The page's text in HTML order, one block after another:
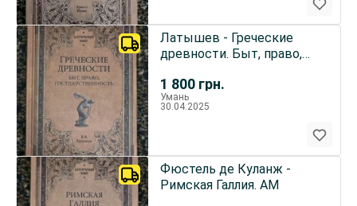
1 800 грн.
Латышев - Греческие
древности. Быт, право,
Умань
30.04.2025
Фюстель де Куланж -
Римская Галлия. АМ